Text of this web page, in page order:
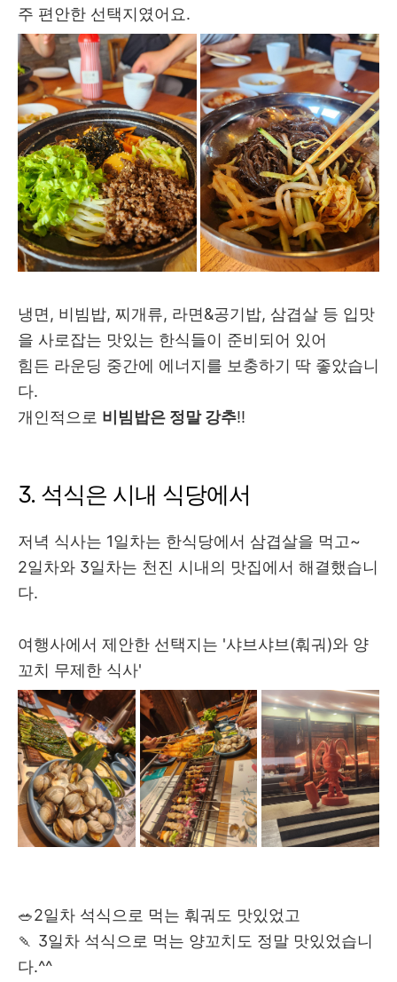
주 편안한 선택지였어요.
냉면, 비빔밥, 찌개류, 라면&공기밥, 삼겹살 등 입맛
을 사로잡는 맛있는 한식들이 준비되어 있어
힘든 라운딩 중간에 에너지를 보충하기 딱 좋았습니
다.
개인적으로 비빔밥은 정말 강추!!
3. 석식은 시내 식당에서
저녁 식사는 1일차는 한식당에서 삼겹살을 먹고~
2일차와 3일차는 천진 시내의 맛집에서 해결했습니
다.
여행사에서 제안한 선택지는 '샤브샤브(훠궈)와 양
꼬치 무제한 식사'
🥗2일차 석식으로 먹는 훠궈도 맛있었고
🍡 3일차 석식으로 먹는 양꼬치도 정말 맛있었습니
다.^^